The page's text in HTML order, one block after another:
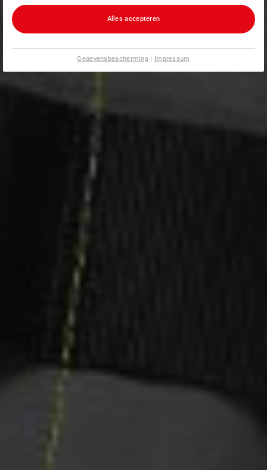
Alles accepteren
Gegevensbescherming | Impressum